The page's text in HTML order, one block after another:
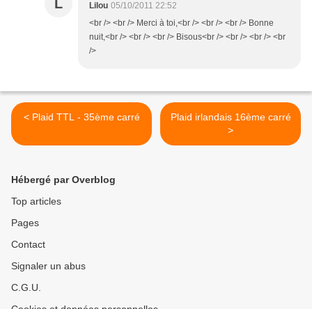
L Lilou 05/10/2011 22:52
<br /> <br /> Merci à toi,<br /> <br /> <br /> Bonne
nuit,<br /> <br /> <br /> Bisous<br /> <br /> <br /> <br
/>
< Plaid TTL - 35ème carré
Plaid irlandais 16ème carré
>
Hébergé par Overblog
Top articles
Pages
Contact
Signaler un abus
C.G.U.